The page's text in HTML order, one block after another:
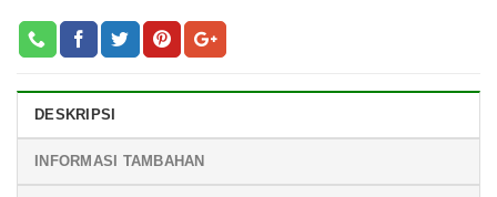
DESKRIPSI
INFORMASI TAMBAHAN